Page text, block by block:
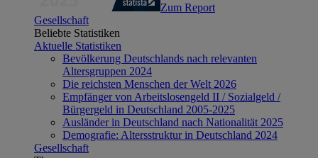
Zum Report
Gesellschaft
Beliebte Statistiken
Aktuelle Statistiken
Bevölkerung Deutschlands nach relevanten
Altersgruppen 2024
Die reichsten Menschen der Welt 2026
Empfänger von Arbeitslosengeld II / Sozialgeld /
Bürgergeld in Deutschland 2005-2025
Ausländer in Deutschland nach Nationalität 2025
Demografie: Altersstruktur in Deutschland 2024
Gesellschaft